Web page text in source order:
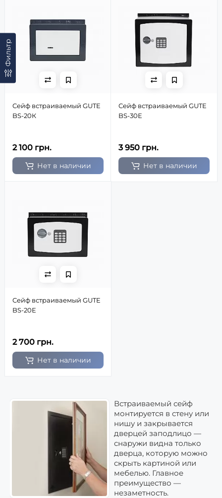
Фильтр
Сейф встраиваемый GUTE
BS-20К
2 100 грн.
Нет в наличии
Сейф встраиваемый GUTE
BS-30Е
3 950 грн.
Нет в наличии
Сейф встраиваемый GUTE
BS-20Е
2 700 грн.
Нет в наличии
Встраиваемый сейф
монтируется в стену или
нишу и закрывается
дверцей заподлицо —
снаружи видна только
дверца, которую можно
скрыть картиной или
мебелью. Главное
преимущество —
незаметность.